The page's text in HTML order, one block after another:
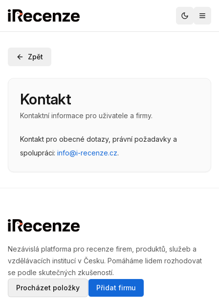
Zpět
Kontakt
Kontaktní informace pro uživatele a firmy.
Kontakt pro obecné dotazy, právní požadavky a
spolupráci: info@i-recenze.cz.
Nezávislá platforma pro recenze firem, produktů, služeb a
vzdělávacích institucí v Česku. Pomáháme lidem rozhodovat
se podle skutečných zkušeností.
Procházet položky
Přidat firmu